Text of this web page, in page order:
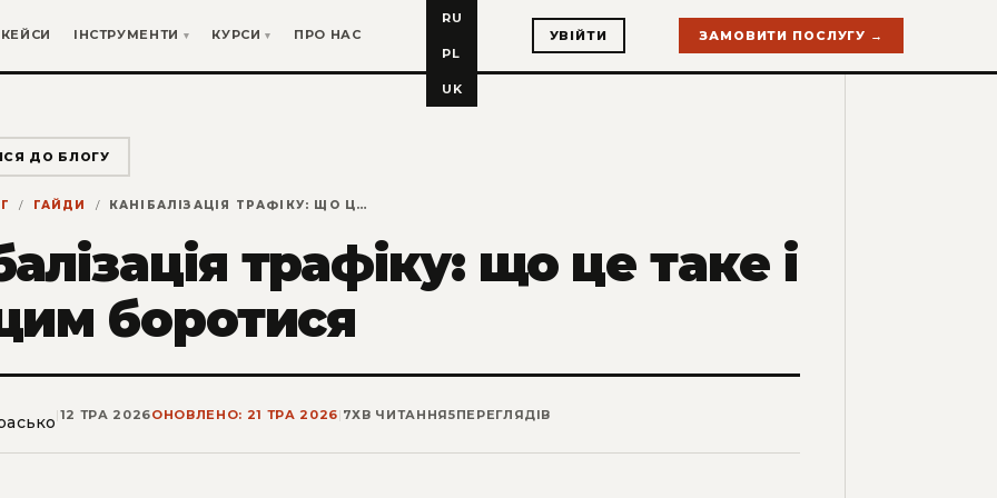
КЕЙСИ ІНСТРУМЕНТИ КУРСИ ПРО НАС
RU
PL
UK
УВІЙТИ ЗАМОВИТИ ПОСЛУГУ →
ДО БЛОГУ
ГАЙДИ КАНІБАЛІЗАЦІЯ ТРАФІКУ: ЩО ЦЕ ТАКЕ І ЯК З ЦИМ БОРОТИСЯ
трафіку: що це таке і
боротися
|12 ТРА 2026ОНОВЛЕНО: 21 ТРА 2026| 7ХВ ЧИТАННЯ5ПЕРЕГЛЯДІВ